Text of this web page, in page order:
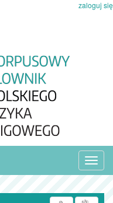
zaloguj się